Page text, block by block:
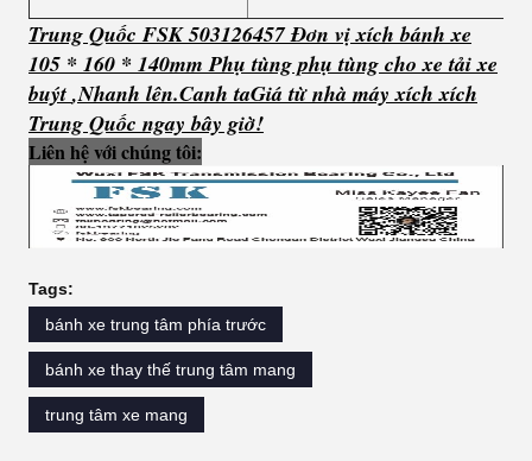
Trung Quốc FSK 503126457 Đơn vị xích bánh xe
105 * 160 * 140mm Phụ tùng phụ tùng cho xe tải xe
buýt ,Nhanh lên.Canh taGiá từ nhà máy xích xích
Trung Quốc ngay bây giờ!
Liên hệ với chúng tôi:
Tags:
bánh xe trung tâm phía trước
bánh xe thay thế trung tâm mang
trung tâm xe mang